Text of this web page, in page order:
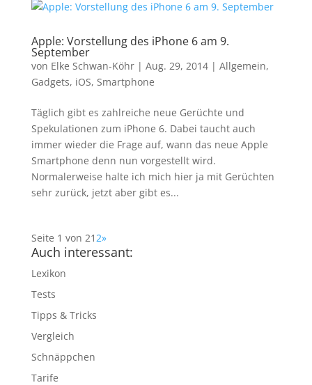
Apple: Vorstellung des iPhone 6 am 9.
September
von Elke Schwan-Köhr| Aug. 29, 2014| Allgemein,
Gadgets, iOS, Smartphone
Täglich gibt es zahlreiche neue Gerüchte und
Spekulationen zum iPhone 6. Dabei taucht auch
immer wieder die Frage auf, wann das neue Apple
Smartphone denn nun vorgestellt wird.
Normalerweise halte ich mich hier ja mit Gerüchten
sehr zurück, jetzt aber gibt es...
Seite 1 von 212»
Auch interessant:
Lexikon
Tests
Tipps & Tricks
Vergleich
Schnäppchen
Tarife